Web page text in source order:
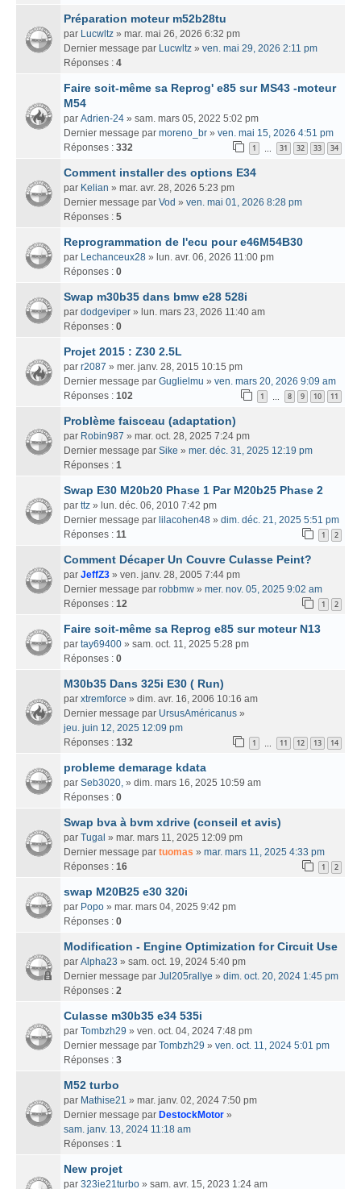
Préparation moteur m52b28tu
par Lucwltz » mar. mai 26, 2026 6:32 pm
Dernier message par Lucwltz » ven. mai 29, 2026 2:11 pm
Réponses : 4
Faire soit-même sa Reprog' e85 sur MS43 -moteur
M54
par Adrien-24 » sam. mars 05, 2022 5:02 pm
Dernier message par moreno_br » ven. mai 15, 2026 4:51 pm
Réponses : 332 1 31 32 33 34
Comment installer des options E34
par Kelian » mar. avr. 28, 2026 5:23 pm
Dernier message par Vod » ven. mai 01, 2026 8:28 pm
Réponses : 5
Reprogrammation de l'ecu pour e46M54B30
par Lechanceux28 » lun. avr. 06, 2026 11:00 pm
Réponses : 0
Swap m30b35 dans bmw e28 528i
par dodgeviper » lun. mars 23, 2026 11:40 am
Réponses : 0
Projet 2015 : Z30 2.5L
par r2087 » mer. janv. 28, 2015 10:15 pm
Dernier message par Guglielmu » ven. mars 20, 2026 9:09 am
Réponses : 102 1 8 9 10 11
Problème faisceau (adaptation)
par Robin987 » mar. oct. 28, 2025 7:24 pm
Dernier message par Sike » mer. déc. 31, 2025 12:19 pm
Réponses : 1
Swap E30 M20b20 Phase 1 Par M20b25 Phase 2
par ttz » lun. déc. 06, 2010 7:42 pm
Dernier message par lilacohen48 » dim. déc. 21, 2025 5:51 pm
Réponses : 11 1 2
Comment Décaper Un Couvre Culasse Peint?
par JeffZ3 » ven. janv. 28, 2005 7:44 pm
Dernier message par robbmw » mer. nov. 05, 2025 9:02 am
Réponses : 12 1 2
Faire soit-même sa Reprog e85 sur moteur N13
par tay69400 » sam. oct. 11, 2025 5:28 pm
Réponses : 0
M30b35 Dans 325i E30 ( Run)
par xtremforce » dim. avr. 16, 2006 10:16 am
Dernier message par UrsusAméricanus »
jeu. juin 12, 2025 12:09 pm
Réponses : 132 1 11 12 13 14
probleme demarage kdata
par Seb3020, » dim. mars 16, 2025 10:59 am
Réponses : 0
Swap bva à bvm xdrive (conseil et avis)
par Tugal » mar. mars 11, 2025 12:09 pm
Dernier message par tuomas » mar. mars 11, 2025 4:33 pm
Réponses : 16 1 2
swap M20B25 e30 320i
par Popo » mar. mars 04, 2025 9:42 pm
Réponses : 0
Modification - Engine Optimization for Circuit Use
par Alpha23 » sam. oct. 19, 2024 5:40 pm
Dernier message par Jul205rallye » dim. oct. 20, 2024 1:45 pm
Réponses : 2
Culasse m30b35 e34 535i
par Tombzh29 » ven. oct. 04, 2024 7:48 pm
Dernier message par Tombzh29 » ven. oct. 11, 2024 5:01 pm
Réponses : 3
M52 turbo
par Mathise21 » mar. janv. 02, 2024 7:50 pm
Dernier message par DestockMotor »
sam. janv. 13, 2024 11:18 am
Réponses : 1
New projet
par 323ie21turbo » sam. avr. 15, 2023 1:24 am